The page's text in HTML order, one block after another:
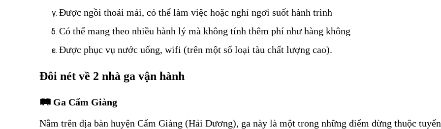
Được ngồi thoải mái, có thể làm việc hoặc nghỉ ngơi suốt hành trình
Có thể mang theo nhiều hành lý mà không tính thêm phí như hàng không
Được phục vụ nước uống, wifi (trên một số loại tàu chất lượng cao).
Đôi nét về 2 nhà ga vận hành
🛤 Ga Cẩm Giàng
Nằm trên địa bàn huyện Cẩm Giàng (Hải Dương), ga này là một trong những điểm dừng thuộc tuyến